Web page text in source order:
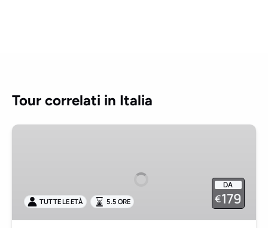
Tour correlati in Italia
Escursione
Pompei,
Positano
DA
€179
TUTTE LE ETÀ 5.5 ORE